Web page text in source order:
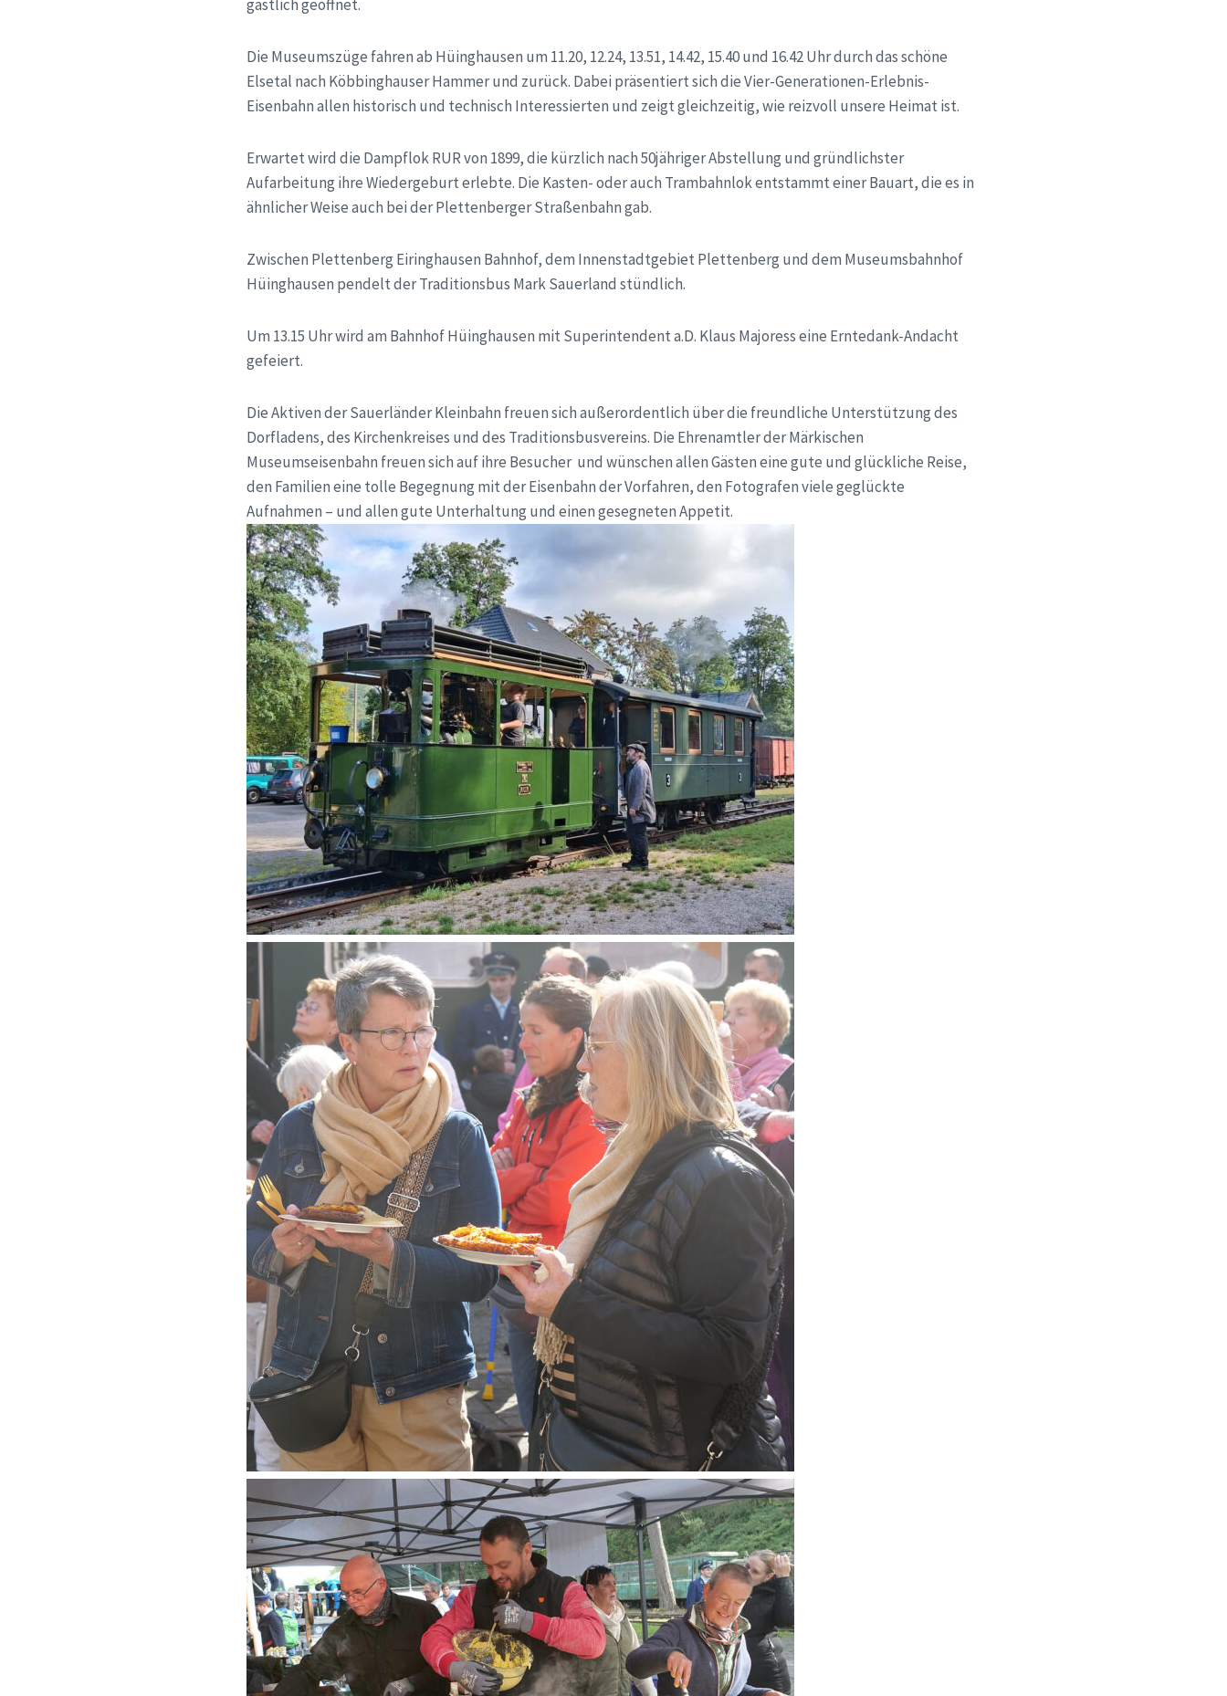
gastlich geöffnet.
Die Museumszüge fahren ab Hüinghausen um 11.20, 12.24, 13.51, 14.42, 15.40 und 16.42 Uhr durch das schöne
Elsetal nach Köbbinghauser Hammer und zurück. Dabei präsentiert sich die Vier-Generationen-Erlebnis-
Eisenbahn allen historisch und technisch Interessierten und zeigt gleichzeitig, wie reizvoll unsere Heimat ist.
Erwartet wird die Dampflok RUR von 1899, die kürzlich nach 50jähriger Abstellung und gründlichster
Aufarbeitung ihre Wiedergeburt erlebte. Die Kasten- oder auch Trambahnlok entstammt einer Bauart, die es in
ähnlicher Weise auch bei der Plettenberger Straßenbahn gab.
Zwischen Plettenberg Eiringhausen Bahnhof, dem Innenstadtgebiet Plettenberg und dem Museumsbahnhof
Hüinghausen pendelt der Traditionsbus Mark Sauerland stündlich.
Um 13.15 Uhr wird am Bahnhof Hüinghausen mit Superintendent a.D. Klaus Majoress eine Erntedank-Andacht
gefeiert.
Die Aktiven der Sauerländer Kleinbahn freuen sich außerordentlich über die freundliche Unterstützung des
Dorfladens, des Kirchenkreises und des Traditionsbusvereins. Die Ehrenamtler der Märkischen
Museumseisenbahn freuen sich auf ihre Besucher und wünschen allen Gästen eine gute und glückliche Reise,
den Familien eine tolle Begegnung mit der Eisenbahn der Vorfahren, den Fotografen viele geglückte
Aufnahmen – und allen gute Unterhaltung und einen gesegneten Appetit.